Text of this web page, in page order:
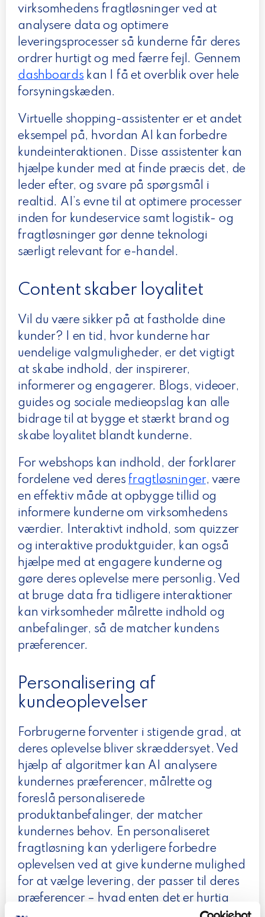
virksomhedens fragtløsninger ved at
analysere data og optimere
leveringsprocesser så kunderne får deres
ordrer hurtigt og med færre fejl. Gennem
dashboards kan I få et overblik over hele
forsyningskæden.
Virtuelle shopping-assistenter er et andet
eksempel på, hvordan AI kan forbedre
kundeinteraktionen. Disse assistenter kan
hjælpe kunder med at finde præcis det, de
leder efter, og svare på spørgsmål i
realtid. AI’s evne til at optimere processer
inden for kundeservice samt logistik- og
fragtløsninger gør denne teknologi
særligt relevant for e-handel.
Content skaber loyalitet
Vil du være sikker på at fastholde dine
kunder? I en tid, hvor kunderne har
uendelige valgmuligheder, er det vigtigt
at skabe indhold, der inspirerer,
informerer og engagerer. Blogs, videoer,
guides og sociale medieopslag kan alle
bidrage til at bygge et stærkt brand og
skabe loyalitet blandt kunderne.
For webshops kan indhold, der forklarer
fordelene ved deres fragtløsninger, være
en effektiv måde at opbygge tillid og
informere kunderne om virksomhedens
værdier. Interaktivt indhold, som quizzer
og interaktive produktguider, kan også
hjælpe med at engagere kunderne og
gøre deres oplevelse mere personlig. Ved
at bruge data fra tidligere interaktioner
kan virksomheder målrette indhold og
anbefalinger, så de matcher kundens
præferencer.
Personalisering af
kundeoplevelser
Forbrugerne forventer i stigende grad, at
deres oplevelse bliver skræddersyet. Ved
hjælp af algoritmer kan AI analysere
kundernes præferencer, målrette og
foreslå personaliserede
produktanbefalinger, der matcher
kundernes behov. En personaliseret
fragtløsning kan yderligere forbedre
oplevelsen ved at give kunderne mulighed
for at vælge levering, der passer til deres
præferencer – hvad enten det er hurtig